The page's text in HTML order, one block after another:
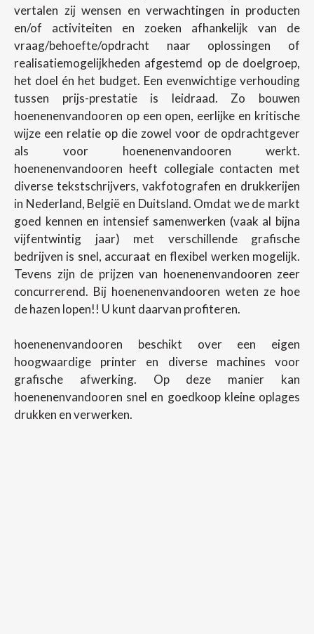
vertalen zij wensen en verwachtingen in producten
en/of activiteiten en zoeken afhankelijk van de
vraag/behoefte/opdracht naar oplossingen of
realisatiemogelijkheden afgestemd op de doelgroep,
het doel én het budget. Een evenwichtige verhouding
tussen prijs-prestatie is leidraad. Zo bouwen
hoenenenvandooren op een open, eerlijke en kritische
wijze een relatie op die zowel voor de opdrachtgever
als voor hoenenenvandooren werkt.
hoenenenvandooren heeft collegiale contacten met
diverse tekstschrijvers, vakfotografen en drukkerijen
in Nederland, België en Duitsland. Omdat we de markt
goed kennen en intensief samenwerken (vaak al bijna
vijfentwintig jaar) met verschillende grafische
bedrijven is snel, accuraat en flexibel werken mogelijk.
Tevens zijn de prijzen van hoenenenvandooren zeer
concurrerend. Bij hoenenenvandooren weten ze hoe
de hazen lopen!! U kunt daarvan profiteren.
hoenenenvandooren beschikt over een eigen
hoogwaardige printer en diverse machines voor
grafische afwerking. Op deze manier kan
hoenenenvandooren snel en goedkoop kleine oplages
drukken en verwerken.